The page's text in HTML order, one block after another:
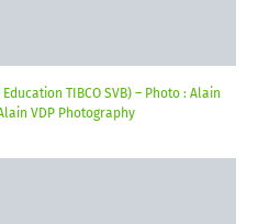
TIBCO SVB) – Photo : Alain
VDP Photography